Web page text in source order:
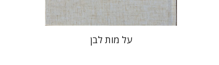
על מות לבן